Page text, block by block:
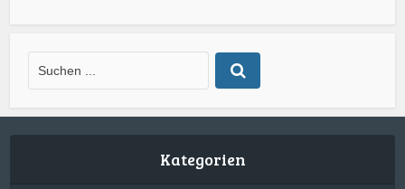
Kategorien